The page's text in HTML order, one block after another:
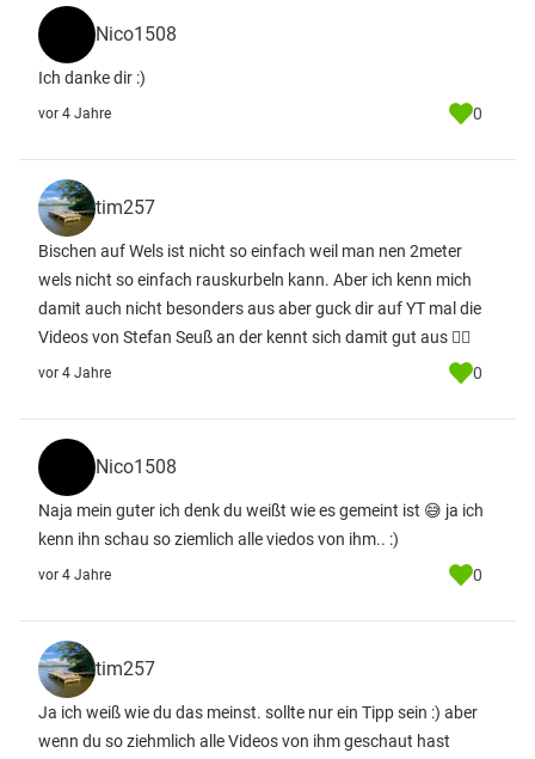
Nico1508
Ich danke dir :)
vor 4 Jahre 0
tim257
Bischen auf Wels ist nicht so einfach weil man nen 2meter
wels nicht so einfach rauskurbeln kann. Aber ich kenn mich
damit auch nicht besonders aus aber guck dir auf YT mal die
Videos von Stefan Seuß an der kennt sich damit gut aus ✌🏻
vor 4 Jahre 0
Nico1508
Naja mein guter ich denk du weißt wie es gemeint ist 😅 ja ich
kenn ihn schau so ziemlich alle viedos von ihm.. :)
vor 4 Jahre 0
tim257
Ja ich weiß wie du das meinst. sollte nur ein Tipp sein :) aber
wenn du so ziehmlich alle Videos von ihm geschaut hast